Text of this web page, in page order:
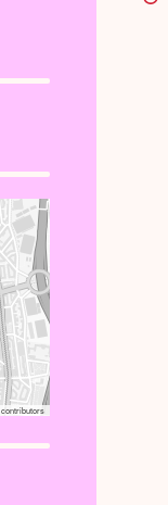
contributors